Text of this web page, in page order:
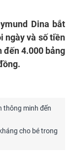
Dina bắt
ngày và số tiền
đến 4.000 bảng
thông minh đến
cho bé trong